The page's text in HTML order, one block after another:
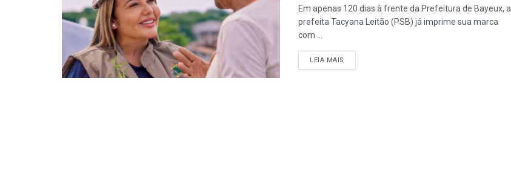
Em apenas 120 dias à frente da Prefeitura de Bayeux, a
prefeita Tacyana Leitão (PSB) já imprime sua marca
com ...
LEIA MAIS